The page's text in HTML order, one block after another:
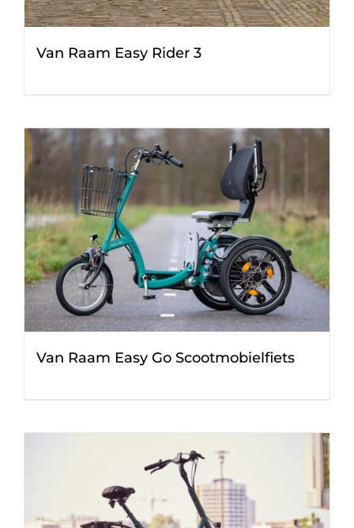
Van Raam Easy Rider 3
Van Raam Easy Go Scootmobielfiets